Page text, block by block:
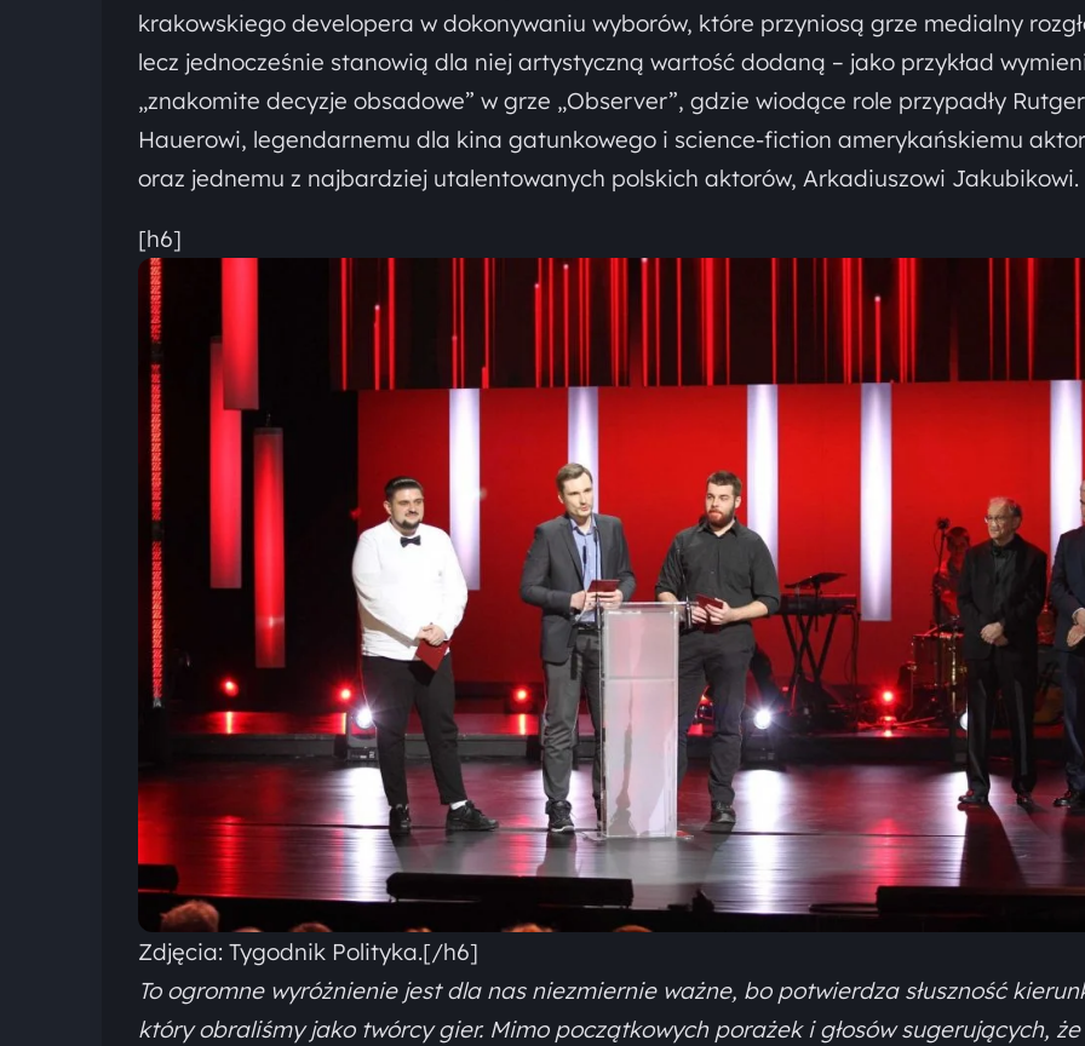
krakowskiego developera w dokonywaniu wyborów, które przyniosą grze medialny
lecz jednocześnie stanowią dla niej artystyczną wartość dodaną – jako przykład
„znakomite decyzje obsadowe” w grze „Observer”, gdzie wiodące role przypadły
Hauerowi, legendarnemu dla kina gatunkowego i science-fiction amerykańskiemu
oraz jednemu z najbardziej utalentowanych polskich aktorów, Arkadiuszowi Jakubikowi.
[h6]
Zdjęcia: Tygodnik Polityka.[/h6]
To ogromne wyróżnienie jest dla nas niezmiernie ważne, bo potwierdza słuszność
który obraliśmy jako twórcy gier. Mimo początkowych porażek i głosów sugerujących, że